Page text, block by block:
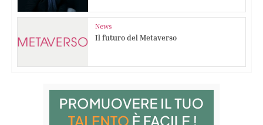
News
Il futuro del Metaverso